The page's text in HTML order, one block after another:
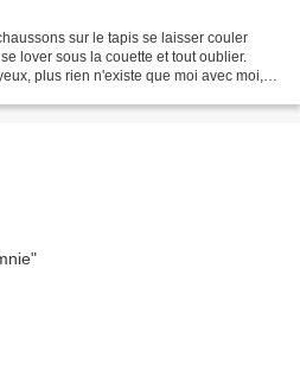
sur le tapis se laisser couler
lover sous la couette et tout oublier.
plus rien n'existe que moi avec moi,